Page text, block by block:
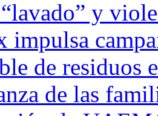
y
impulsa
de residuos
de las